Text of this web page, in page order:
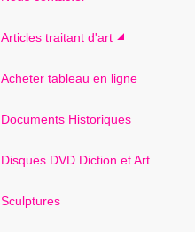
Articles traitant d'art
Acheter tableau en ligne
Documents Historiques
Disques DVD Diction et Art
Sculptures